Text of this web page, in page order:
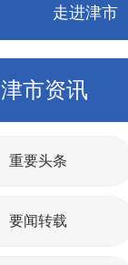
走进津市
津市资讯
重要头条
要闻转载